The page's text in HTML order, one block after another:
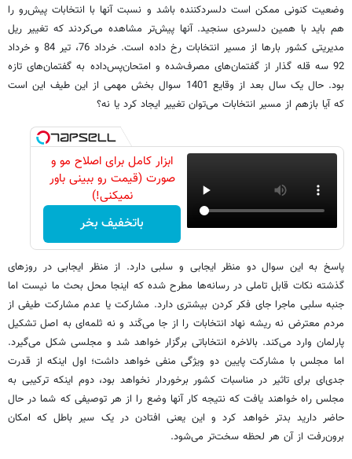
وضعیت کنونی ممکن است دلسردکننده باشد و نسبت آنها با انتخابات پیش‌رو را
هم باید با همین دلسردی سنجید. آنها پیش‌تر مشاهده می‌کردند که تغییر ریل
مدیریتی کشور بارها از مسیر انتخابات رخ داده است. خرداد 76، تیر 84 و خرداد
92 سه قله ‌گذار از گفتمان‌های مصرف‌شده و امتحان‌پس‌داده به گفتمان‌های تازه
بود. حال یک سال بعد از وقایع 1401 سوال بخش مهمی از این طیف این است
که آیا بازهم از مسیر انتخابات می‌توان تغییر ایجاد کرد یا نه؟
ابزار کامل برای اصلاح مو و
صورت (قیمت رو ببینی باور
نمیکنی!)
باتخفیف بخر
پاسخ به این سوال دو منظر ایجابی و سلبی دارد. از منظر ایجابی در روزهای
گذشته نکات قابل تاملی در رسانه‌ها مطرح شده که اینجا محل بحث ما نیست اما
جنبه سلبی ماجرا جای فکر کردن بیشتری دارد. مشارکت یا عدم مشارکت طیفی از
مردم معترض نه ریشه نهاد انتخابات را از جا می‌کَند و نه ثلمه‌ای به اصل تشکیل
پارلمان وارد می‌کند. بالاخره انتخاباتی برگزار خواهد شد و مجلسی شکل می‌گیرد.
اما مجلس با مشارکت پایین دو ویژگی منفی خواهد داشت؛ اول اینکه از قدرت
جدی‌ای برای تاثیر در مناسبات کشور برخوردار نخواهد بود، دوم اینکه ترکیبی به
مجلس راه خواهند یافت که نتیجه کار آنها وضع را از هر توصیفی که شما در حال
حاضر دارید بدتر خواهد کرد و این یعنی افتادن در یک سیر باطل که امکان
برون‌رفت از آن هر لحظه سخت‌تر می‌شود.